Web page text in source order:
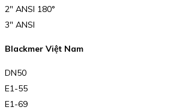
2″ ANSI 180°
3″ ANSI
Blackmer Việt Nam
DN50
E1-55
E1-69